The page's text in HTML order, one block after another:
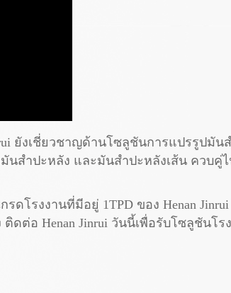
ยังเชี่ยวชาญด้านโซลูชันการแปรรูปมั
นสำปะหลัง และมันสำปะหลังเส้น ควบ
โรงงานที่มีอยู่ 1TPD ของ Henan Jinrui
ต่อ Henan Jinrui วันนี้เพื่อรับโซลูชันโร